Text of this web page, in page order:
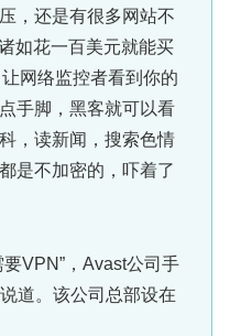
，还是有很多网站不
如花一百美元就能买
网络监控者看到你的
手脚，黑客就可以看
，读新闻，搜索色情
是不加密的，吓着了
VPN”，Avast公司手
道。该公司总部设在